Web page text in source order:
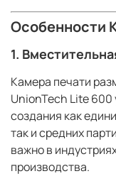
Особенности
1.
Камера печати
UnionTech Lite
создания как
так и средних
важно в
производства.